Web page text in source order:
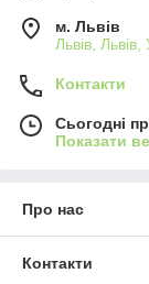
м. Львів
Львів, Львів,
Контакти
Сьогодні
Показати
Про нас
Контакти